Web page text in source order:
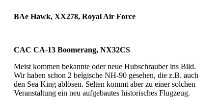
BAe Hawk, XX278, Royal Air Force
CAC CA-13 Boomerang, NX32CS
Meist kommen bekannte oder neue Hubschrauber ins Bild.
Wir haben schon 2 belgische NH-90 gesehen, die z.B. auch
den Sea King ablösen. Selten kommt aber zu einer solchen
Veranstaltung ein neu aufgebautes historisches Flugzeug.